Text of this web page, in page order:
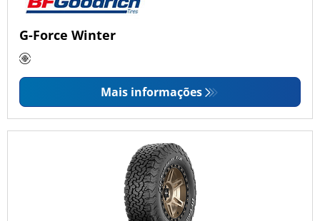
G-Force Winter
Mais informações